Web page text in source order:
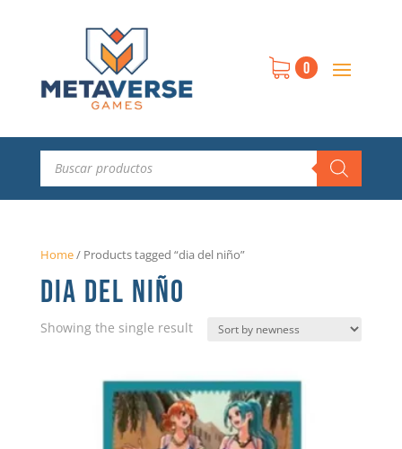
0
Búsqueda
productos
Home/ Products tagged “dia del niño”
DIA DEL NIÑO
Showing the single result